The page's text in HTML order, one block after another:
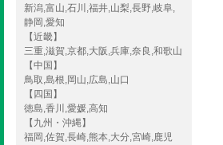
新潟,富山,石川,福井,山梨,長野,岐阜,
静岡,愛知
【近畿】
三重,滋賀,京都,大阪,兵庫,奈良,和歌山
【中国】
鳥取,島根,岡山,広島,山口
【四国】
徳島,香川,愛媛,高知
【九州・沖縄】
福岡,佐賀,長崎,熊本,大分,宮崎,鹿児